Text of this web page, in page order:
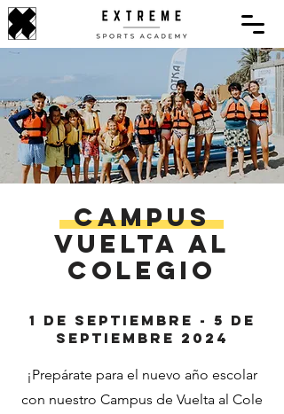
Campus
Vuelta al
colegio
1 de Septiembre - 5 de
septiembre 2024
¡Prepárate para el nuevo año escolar
con nuestro Campus de Vuelta al Cole